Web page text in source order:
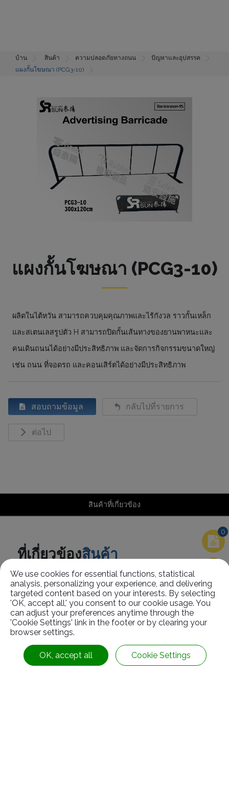
บ้าน สินค้า ความปลอดภัยทางถนน
ปัญหาและอุปสรรค
แผงกั้นโฆษณา (PCG3-10)
แผงกั้นโฆษณา (PCG3-10)
ผลิตในไต้หวัน สามารถควบคุมคุณภาพและไร้กังวล ราวกั้นเหล็ก
และสเตนเลสรูปตัว H สามารถปิดกั้นเส้นทางของยานพาหนะและ
คนเดินถนนได้อย่างมีประสิทธิภาพ และจัดการกิจกรรมขนาดใหญ่
เช่น ถนน ที่จอดรถ และคอนเสิร์ตได้อย่างมีประสิทธิภาพ
สอบถามข้อมูล กลับไปที่รายการ
ต่อไป
สินค้าที่เกี่ยวข้อง
ที่เกี่ยวข้องสินค้า
0
We use cookies for essential functions, statistical
analysis, personalizing your experience, and delivering
targeted content based on your interests. By selecting
'OK, accept all,' you consent to our cookie usage. You
can adjust your preferences anytime through the
'Cookie Settings' link in the footer or by clearing your
browser settings.
OK, accept all Cookie Settings